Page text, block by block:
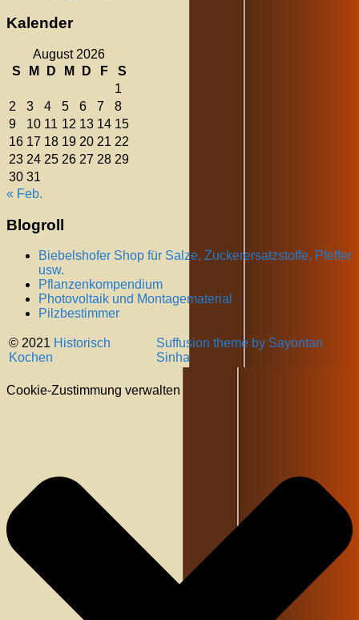
Kalender
August 2026
S
M D M D F
S
1
2
3 4 5 6 7
8
9
10 11 12 13 14 15
16 17 18 19 20 21 22
23 24 25 26 27 28 29
30 31
« Feb.
Blogroll
Biebelshofer Shop für Salze, Zuckerersatzstoffe, Pfeffer
usw.
Pflanzenkompendium
Photovoltaik und Montagematerial
Pilzbestimmer
© 2021 Historisch
Kochen
Suffusion theme by Sayontan
Sinha
Cookie-Zustimmung verwalten